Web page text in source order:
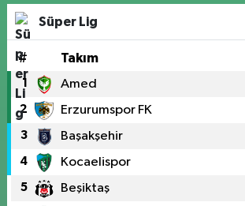
Süper Lig
# Takım
1 Amed
2 Erzurumspor FK
3 Başakşehir
4 Kocaelispor
5 Beşiktaş